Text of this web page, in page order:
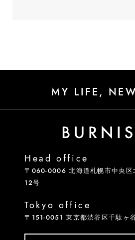
MY LIFE,
Head office
〒060-0006 北海道札幌市中央区
12号
Tokyo office
〒151-0051 東京都渋谷区千駄ヶ